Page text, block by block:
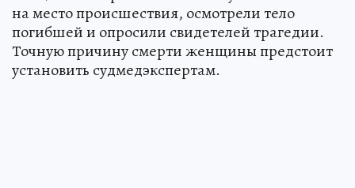
на место происшествия, осмотрели тело
погибшей и опросили свидетелей трагедии.
Точную причину смерти женщины предстоит
установить судмедэкспертам.